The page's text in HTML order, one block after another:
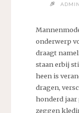
ADMIN
onderwerp
draagt
staan erbij
heen is
dragen,
honderd jaar
zeggen